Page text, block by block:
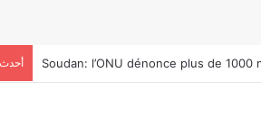
أحدث Soudan: l’ONU dénonce plus de 1000